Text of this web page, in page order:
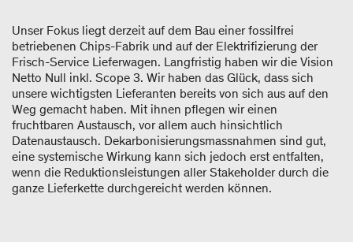
Unser Fokus liegt derzeit auf dem Bau einer fossilfrei
betriebenen Chips-Fabrik und auf der Elektrifizierung der
Frisch-Service Lieferwagen. Langfristig haben wir die Vision
Netto Null inkl. Scope 3. Wir haben das Glück, dass sich
unsere wichtigsten Lieferanten bereits von sich aus auf den
Weg gemacht haben. Mit ihnen pflegen wir einen
fruchtbaren Austausch, vor allem auch hinsichtlich
Datenaustausch. Dekarbonisierungsmassnahmen sind gut,
eine systemische Wirkung kann sich jedoch erst entfalten,
wenn die Reduktionsleistungen aller Stakeholder durch die
ganze Lieferkette durchgereicht werden können.